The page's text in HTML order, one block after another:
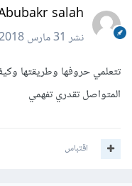
Abubakr salah
نشر31 مارس 2018
تتعلمي حروفها وطريقتها
المتواصل تقدري تفهمي
اقتباس